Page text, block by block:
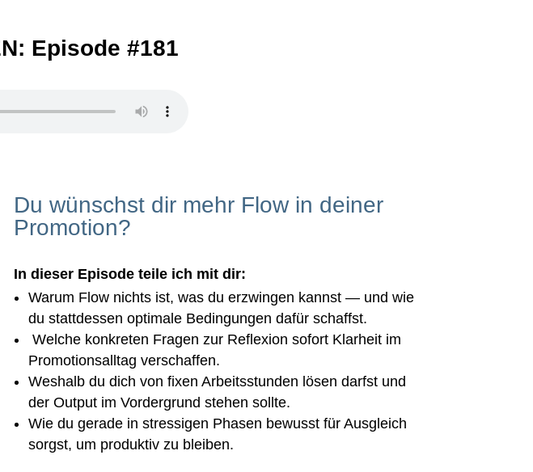
Episode #181
Du wünschst dir mehr Flow in deiner
Promotion?
In dieser Episode teile ich mit dir:
Warum Flow nichts ist, was du erzwingen kannst — und wie
du stattdessen optimale Bedingungen dafür schaffst.
Welche konkreten Fragen zur Reflexion sofort Klarheit im
Promotionsalltag verschaffen.
Weshalb du dich von fixen Arbeitsstunden lösen darfst und
der Output im Vordergrund stehen sollte.
Wie du gerade in stressigen Phasen bewusst für Ausgleich
sorgst, um produktiv zu bleiben.